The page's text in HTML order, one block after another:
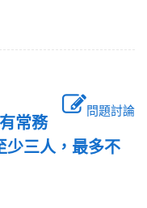
問題討論
常務
少三人，最多不